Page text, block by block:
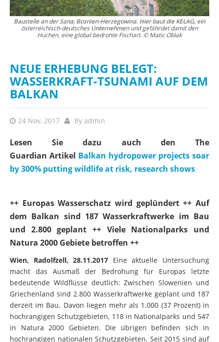
Baustelle an der Sana, Bosnien-Herzegowina. Hier baut die KELAG, ein
österreichisch-deutsches Unternehmen und gefährdet damit den
Huchen, eine global bedrohte Fischart. © Matic Oblak
NEUE ERHEBUNG BELEGT:
WASSERKRAFT-TSUNAMI AUF DEM
BALKAN
24 Nov, 2017 By admin
Lesen Sie dazu auch den The
Guardian Artikel Balkan hydropower projects soar
by 300% putting wildlife at risk, research shows
++ Europas Wasserschatz wird geplündert ++ Auf
dem Balkan sind 187 Wasserkraftwerke im Bau
und 2.800 geplant ++ Viele Nationalparks und
Natura 2000 Gebiete betroffen ++
Wien, Radolfzell, 28.11.2017 Eine aktuelle Untersuchung
macht das Ausmaß der Bedrohung für Europas letzte
bedeutende Wildflüsse deutlich: Zwischen Slowenien und
Griechenland sind 2.800 Wasserkraftwerke geplant und 187
derzeit im Bau. Davon liegen mehr als 1.000 (37 Prozent) in
hochrangigen Schutzgebieten, 118 in Nationalparks und 547
in Natura 2000 Gebieten. Die übrigen befinden sich in
hochrangigen nationalen Schutzgebieten. Seit 2015 sind auf